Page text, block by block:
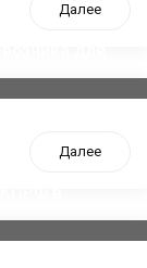
Далее
Далее